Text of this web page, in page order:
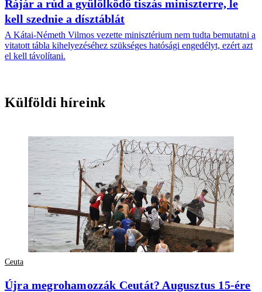
Rájár a rúd a gyűlölködő tiszás miniszterre, le
kell szednie a dísztáblát
A Kátai-Németh Vilmos vezette minisztérium nem tudta bemutatni a
vitatott tábla kihelyezéséhez szükséges hatósági engedélyt, ezért azt
el kell távolítani.
Külföldi híreink
Ceuta
Újra megrohamozzák Ceutát? Augusztus 15-ére